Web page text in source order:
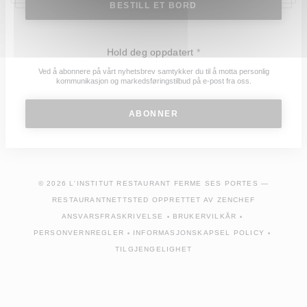
BESTILL ET BORD
Hold deg oppdatert *
Ved å abonnere på vårt nyhetsbrev samtykker du til å motta personlig
kommunikasjon og markedsføringstilbud på e-post fra oss.
ABONNER
© 2026 L'INSTITUT RESTAURANT FERME SES PORTES —
RESTAURANTNETTSTED OPPRETTET AV ZENCHEF((ÅPNER I
ANSVARSFRASKRIVELSE
BRUKERVILKÅR
PERSONVERNREGLER
INFORMASJONSKAPSEL POLICY
TILGJENGELIGHET